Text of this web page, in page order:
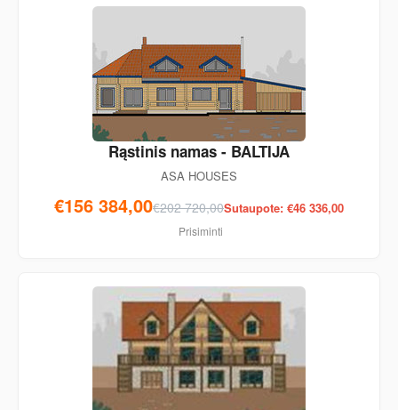
Rąstinis namas - BALTIJA
ASA HOUSES
€156 384,00€202 720,00Sutaupote: €46 336,00
Prisiminti